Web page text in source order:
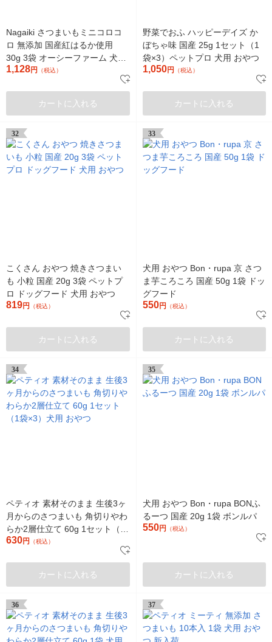
Nagaiki さつまいもミニコロコ
ロ 無添加 国産紅はるか使用
30g 3袋 オーシーファーム 犬用
おやつ
1,128円 （税込）
カートに入れる
野菜でおふ ハッピーデイズ か
ぼちゃ味 国産 25g 1セット（1
袋×3）ペットプロ 犬用 おやつ
1,050円 （税込）
カートに入れる
32
こくさん おやつ 焼きさつまい
も 小粒 国産 20g 3袋 ペットプ
ロ ドッグフード 犬用 おやつ
819円 （税込）
カートに入れる
33
犬用 おやつ Bon・rupa 京 さつ
ま芋ころころ 国産 50g 1袋 ドッ
グフード
550円 （税込）
カートに入れる
34
ペティオ 素材そのまま 生後3ヶ
月からのさつまいも 角切りやわ
らか2層仕立て 60g 1セット（1
袋×3）犬用 おやつ
630円 （税込）
カートに入れる
35
犬用 おやつ Bon・rupa BONふ
るーつ 国産 20g 1袋 ボンルパ
550円 （税込）
カートに入れる
36 37